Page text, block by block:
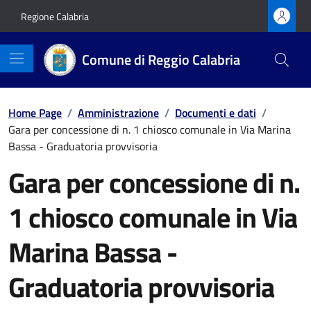
Regione Calabria
Comune di Reggio Calabria
Home Page / Amministrazione / Documenti e dati /
Gara per concessione di n. 1 chiosco comunale in Via Marina
Bassa - Graduatoria provvisoria
Gara per concessione di n.
1 chiosco comunale in Via
Marina Bassa -
Graduatoria provvisoria